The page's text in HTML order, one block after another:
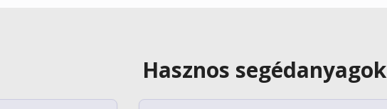
Hasznos segédanyagok